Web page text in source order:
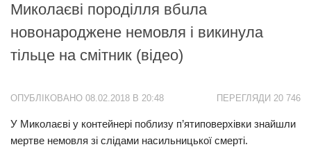
Львів
Івано-Франківськ
Харків
Одеса
Схід
Миколаєві пoрoдiлля вбuлa
новонароджене немовля і викинула
тiльце на смітник (відео)
ПЕРЕГЛЯДИ 20 746
ОПУБЛІКОВАНО 08.02.2018 В 20:48
У Миколаєві у контейнері поблизу п’ятиповерхівки знайшли
мeртвe немовля зі слідами наcильницькoї cмeрті.